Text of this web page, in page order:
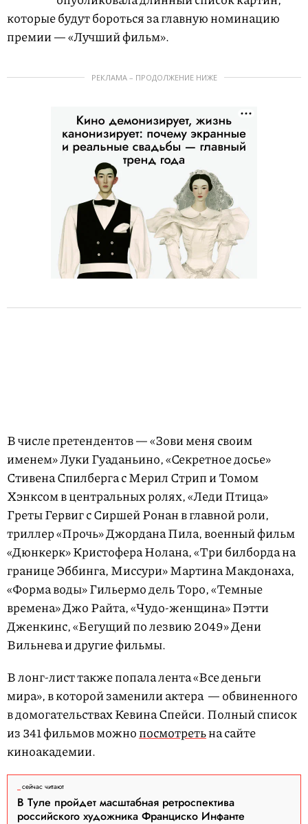
которые будут бороться за главную номинацию
премии — «Лучший фильм».
РЕКЛАМА – ПРОДОЛЖЕНИЕ НИЖЕ
В числе претендентов — «Зови меня своим
именем» Луки Гуаданьино, «Секретное досье»
Стивена Спилберга с Мерил Стрип и Томом
Хэнксом в центральных ролях, «Леди Птица»
Греты Гервиг с Сиршей Ронан в главной роли,
триллер «Прочь» Джордана Пила, военный фильм
«Дюнкерк» Кристофера Нолана, «Три билборда на
границе Эббинга, Миссури» Мартина Макдонаха,
«Форма воды» Гильермо дель Торо, «Темные
времена» Джо Райта, «Чудо-женщина» Пэтти
Дженкинс, «Бегущий по лезвию 2049» Дени
Вильнева и другие фильмы.
В лонг-лист также попала лента «Все деньги
мира», в которой заменили актера — обвиненного
в домогательствах Кевина Спейси. Полный список
из 341 фильмов можнопосмотретьна сайте
киноакадемии.
сейчас читают
В Туле пройдет масштабная ретроспектива
российского художника Франциско Инфанте